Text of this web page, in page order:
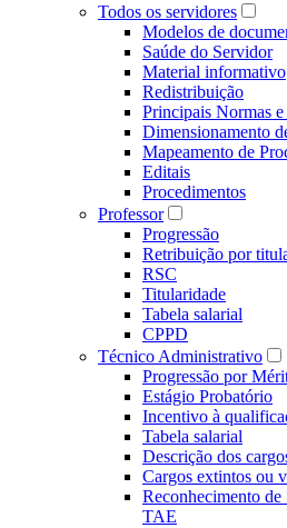
Todos os servidores
Modelos de
Saúde do Servidor
Material informativo
Redistribuição
Principais Normas
Dimensionamento
Mapeamento de
Editais
Procedimentos
Professor
Progressão
Retribuição por
RSC
Titularidade
Tabela salarial
CPPD
Técnico Administrativo
Progressão por
Estágio Probatório
Incentivo à
Tabela salarial
Descrição dos
Cargos extintos ou
Reconhecimento de
TAE